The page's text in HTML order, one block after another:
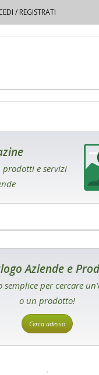
/ REGISTRATI
prodotti e servizi
Aziende e
semplice per cercare
o un prodotto!
Cerca adesso